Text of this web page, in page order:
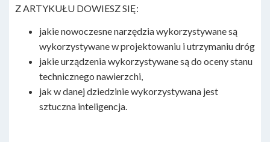
Z ARTYKUŁU DOWIESZ SIĘ:
jakie nowoczesne narzędzia wykorzystywane są
wykorzystywane w projektowaniu i utrzymaniu dróg
jakie urządzenia wykorzystywane są do oceny stanu
technicznego nawierzchi,
jak w danej dziedzinie wykorzystywana jest
sztuczna inteligencja.